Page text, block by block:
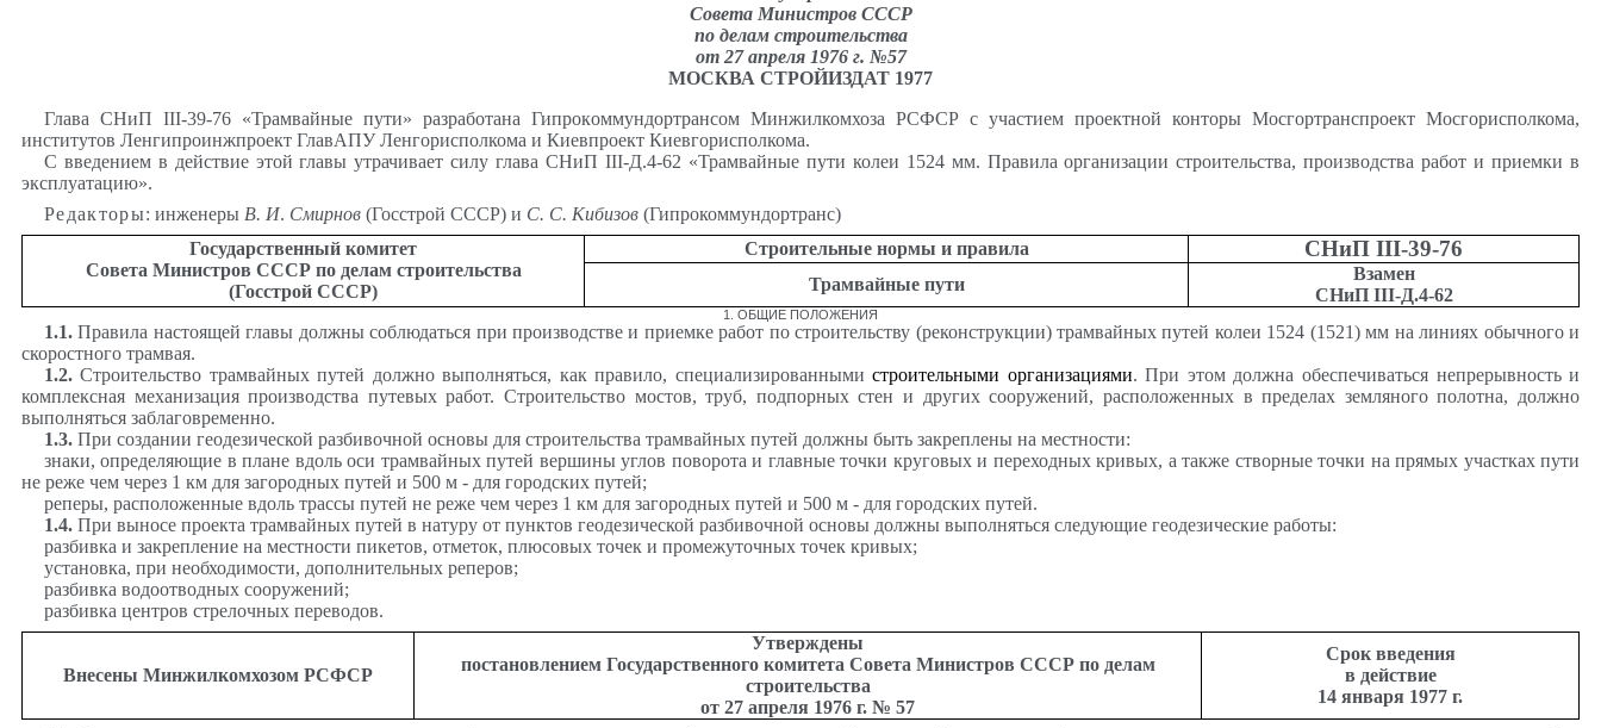
Совета Министров СССР
по делам строительства
от 27 апреля 1976 г. №57
МОСКВА СТРОЙИЗДАТ 1977
Глава СНиП III-39-76 «Трамвайные пути» разработана Гипpокoммундopтpaнсом Минжилкомхоза РСФСР с участием проектной конторы Мосгортранспроект Мосгорисполкома,
институтов Ленгипроинжпроект ГлавАПУ Ленгорисполкома и Киевпроект Киевгорисполкома.
С введением в действие этой главы утрачивает силу глава СНиП III-Д.4-62 «Трамвайные пути колеи 1524 мм. Правила организации строительства, производства работ и приемки в
эксплуатацию».
Редакторы: инженеры В. И. Смирнов(Госстрой СССР) и С. С. Кибизов(Гипрокоммундортранс)
Государственный комитет
Совета Министров СССР по делам строительства
(Госстрой СССР)
Строительные нормы и правила СНиП III-39-76
Трамвайные пути
Взамен
СНиП III-Д.4-62
1 . ОБЩИЕ ПОЛОЖЕНИЯ
1.1.Правила настоящей главы должны соблюдаться при производстве и приемке работ по строительству (реконструкции) трамвайных путей колеи 1524 (1521) мм на линиях обычного и
скоростного трамвая.
1.2.Строительство трамвайных путей должно выполняться, как правило, специализированнымистроительными организациями. При этом должна обеспечиваться непрерывность и
комплексная механизация производства путевых работ. Строительство мостов, труб, подпорных стен и других сооружений, расположенных в пределах земляного полотна, должно
выполняться заблаговременно.
1.3.При создании геодезической разбивочной основы для строительства трамвайных путей должны быть закреплены на местности:
знаки, определяющие в плане вдоль оси трамвайных путей вершины углов поворота и главные точки круговых и переходных кривых, а также створные точки на прямых участках пути
не реже чем через 1 км для загородных путей и 500 м - для городских путей;
реперы, расположенные вдоль трассы путей не реже чем через 1 км для загородных путей и 500 м - для городских путей.
1.4.При выносе проекта трамвайных путей в натуру от пунктов геодезической разбивочной основы должны выполняться следующие геодезические работы:
разбивка и закрепление на местности пикетов, отметок, плюсовых точек и промежуточных точек кривых;
установка, при необходимости, дополнительных реперов;
разбивка водоотводных сооружений;
разбивка центров стрелочных переводов.
Внесены Минжилкомхозом РСФСР
Утверждены
постановлением Государственного комитета Совета Министров СССР по делам
строительства
от 27 апреля 1976 г. № 57
Срок введения
в действие
14 января 1977 г.